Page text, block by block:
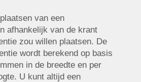
van een
afhankelijk van de krant
zou willen plaatsen. De
wordt berekend op basis
in de breedte en per
U kunt altijd een